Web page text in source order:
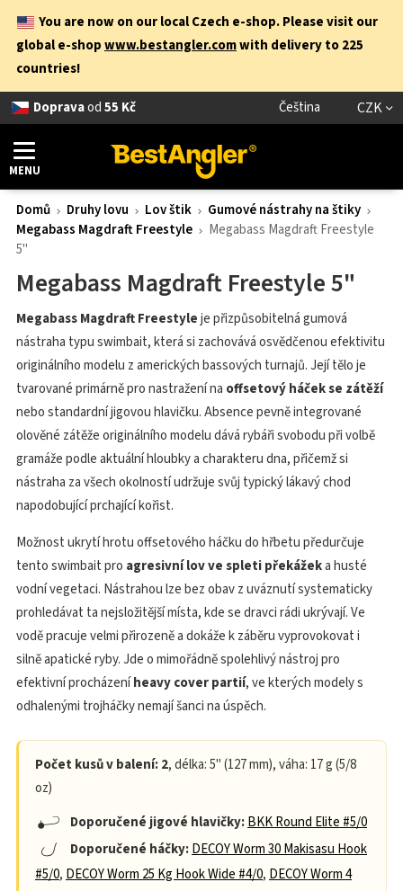
You are now on our local Czech e-shop. Please visit our
global e-shopwww.bestangler.comwith delivery to 225
countries!
Dopravaod55 Kč Čeština CZK
MENU
Domů Druhy lovu Lov štik
Gumové nástrahy na štiky
Megabass Magdraft Freestyle
Megabass Magdraft Freestyle
5"
Megabass Magdraft Freestyle 5"
Megabass Magdraft Freestyleje přizpůsobitelná gumová
nástraha typu swimbait, která si zachovává osvědčenou efektivitu
originálního modelu z amerických bassových turnajů. Její tělo je
tvarované primárně pro nastražení na offsetový háček se zátěží
nebo standardní jigovou hlavičku. Absence pevně integrované
olověné zátěže originálního modelu dává rybáři svobodu při volbě
gramáže podle aktuální hloubky a charakteru dna, přičemž si
nástraha za všech okolností udržuje svůj typický lákavý chod
napodobující prchající kořist.
Možnost ukrytí hrotu offsetového háčku do hřbetu předurčuje
tento swimbait pro agresivní lov ve spleti překážeka husté
vodní vegetaci. Nástrahou lze bez obav z uváznutí systematicky
prohledávat ta nejsložitější místa, kde se dravci rádi ukrývají. Ve
vodě pracuje velmi přirozeně a dokáže k záběru vyprovokovat i
silně apatické ryby. Jde o mimořádně spolehlivý nástroj pro
efektivní procházeníheavy cover partií, ve kterých modely s
odhalenými trojháčky nemají šanci na úspěch.
Počet kusů v balení: 2, délka: 5" (127 mm), váha: 17 g (5/8
oz)
Doporučené jigové hlavičky:BKK Round Elite #5/0
Doporučené háčky:DECOY Worm 30 Makisasu Hook
#5/0, DECOY Worm 25 Kg Hook Wide #4/0, DECOY Worm 4